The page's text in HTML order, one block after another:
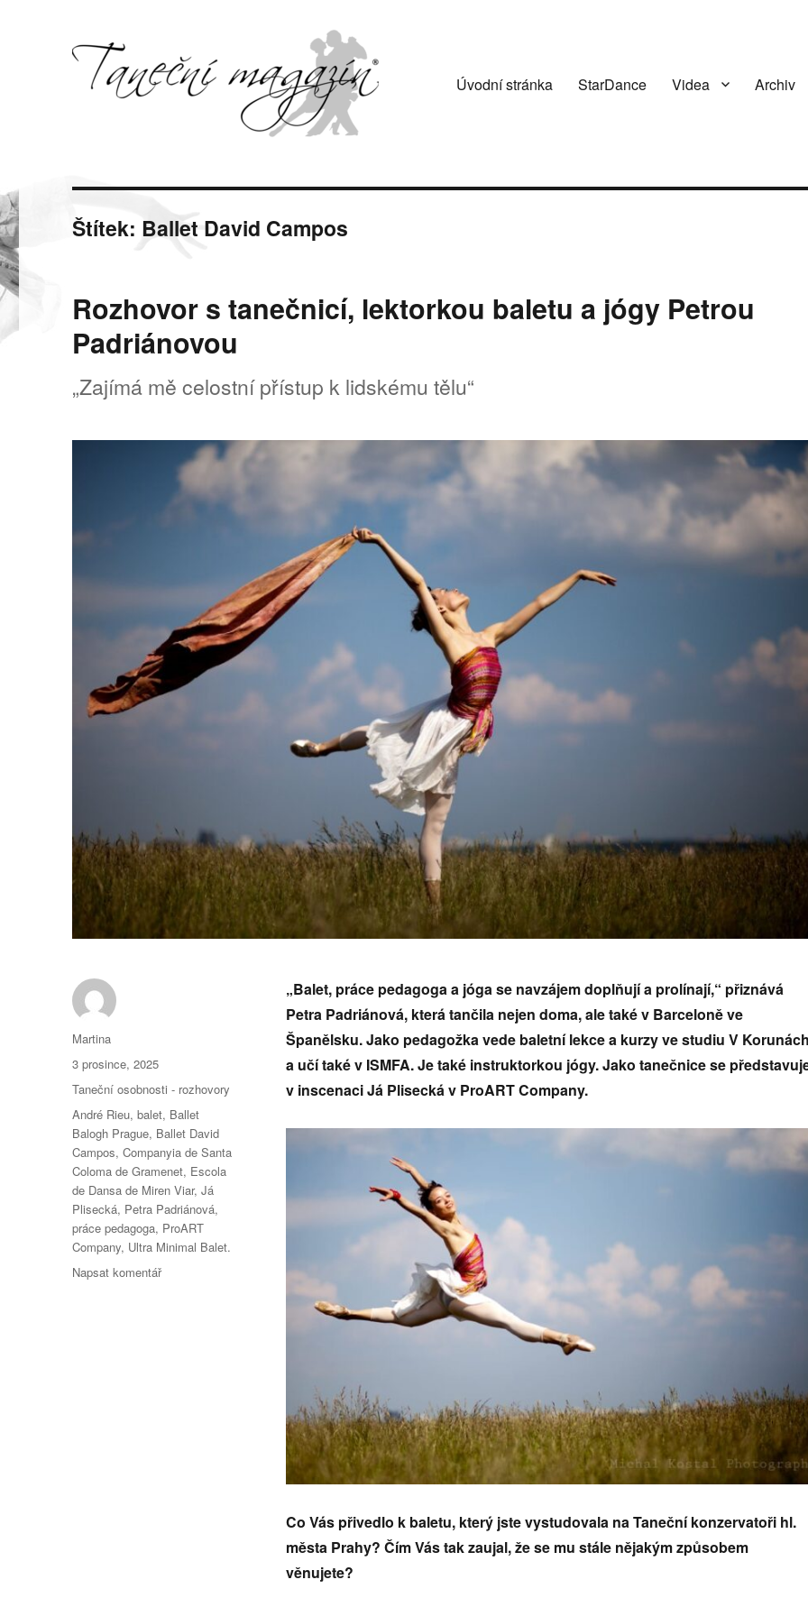
Úvodní stránka StarDance Videa Archiv
Štítek: Ballet David Campos
Rozhovor s tanečnicí, lektorkou baletu a jógy Petrou
Padriánovou
„Zajímá mě celostní přístup k lidskému tělu“
„Balet, práce pedagoga a jóga se navzájem doplňují a prolínají,“ přiznává
Petra Padriánová, která tančila nejen doma, ale také v Barceloně ve
Španělsku. Jako pedagožka vede baletní lekce a kurzy ve studiu V
a učí také v ISMFA. Je také instruktorkou jógy. Jako tanečnice se
v inscenaci Já Plisecká v ProART Company.
Co Vás přivedlo k baletu, který jste vystudovala na Taneční konzervatoři hl.
města Prahy? Čím Vás tak zaujal, že se mu stále nějakým způsobem
věnujete?
Autor:
Martina
Publikováno:
3 prosince, 2025
Rubriky:
Taneční osobnosti - rozhovory
Štítky:
André Rieu,balet, Ballet
Balogh Prague, Ballet David
Campos,Companyia de Santa
Coloma de Gramenet, Escola
de Dansa de Miren Viar,Já
Plisecká, Petra Padriánová,
práce pedagoga, ProART
Company, Ultra Minimal Balet.
Napsat komentářpro